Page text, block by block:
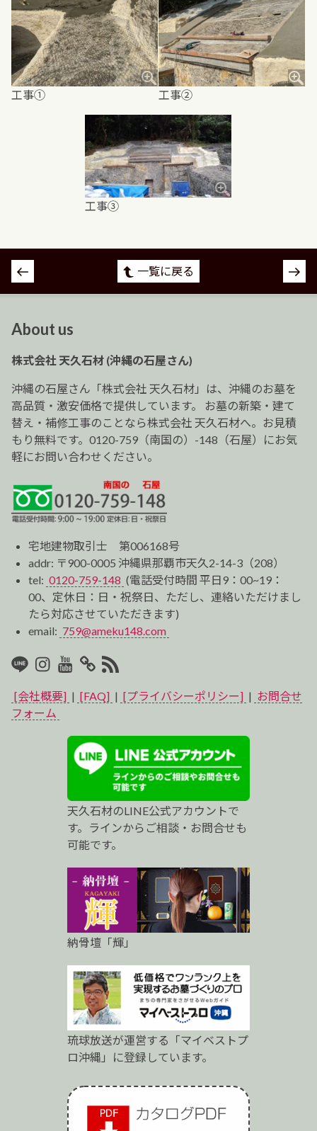
工事① 工事②
工事③
投
稿
ゲ
ー
シ
ョ
ン
一覧に戻る
About us
株式会社 天久石材 (沖縄の石屋さん)
沖縄の石屋さん「株式会社 天久石材」は、沖縄のお墓を
高品質・激安価格で提供しています。 お墓の新築・建て
替え・補修工事のことなら株式会社 天久石材へ。お見積
もり無料です。0120-759（南国の）-148（石屋）にお気
軽にお問い合わせください。
宅地建物取引士 第006168号
addr: 〒900-0005 沖縄県那覇市天久2-14-3（208）
tel: 0120-759-148 (電話受付時間 平日9：00~19：
00、定休日：日・祝祭日、ただし、連絡いただけまし
たら対応させていただきます)
email: 759@ameku148.com
LINEInstagram
Youtube
マ
イ
ス
ト
ロ
RSS2
[会社概要] | [FAQ] | [プライバシーポリシー] | お問合せ
フォーム
天久石材のLINE公式アカウントで
す。ラインからご相談・お問合せも
可能です。
納骨壇「輝」
琉球放送が運営する「マイベストプ
ロ沖縄」に登録しています。